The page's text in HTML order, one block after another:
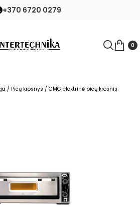
+370 6720 0279
0
/ Picų krosnys / GMG elektrinė picų krosnis